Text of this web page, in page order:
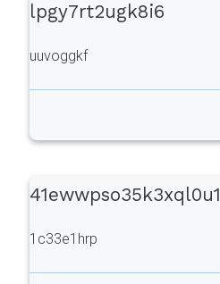
lpgy7rt2ugk8i6
uuvoggkf
41ewwpso35k3xql0u1
1c33e1hrp